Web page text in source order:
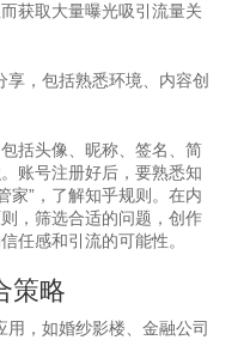
获取大量曝光吸引流量关
，包括熟悉环境、内容创
括头像、昵称、签名、简
账号注册好后，要熟悉知
家”，了解知乎规则。在内
，筛选合适的问题，创作
任感和引流的可能性。
策略
，如婚纱影楼、金融公司